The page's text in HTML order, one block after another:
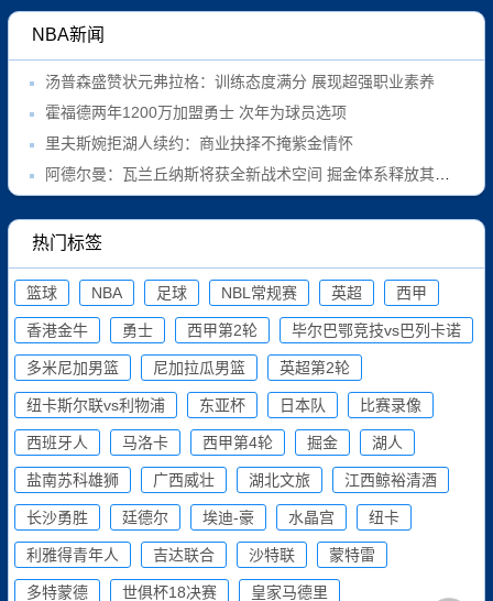
NBA新闻
汤普森盛赞状元弗拉格：训练态度满分 展现超强职业素养
霍福德两年1200万加盟勇士 次年为球员选项
里夫斯婉拒湖人续约：商业抉择不掩紫金情怀
阿德尔曼：瓦兰丘纳斯将获全新战术空间 掘金体系释放其潜能
热门标签
篮球 NBA 足球 NBL常规赛 英超 西甲
香港金牛 勇士 西甲第2轮 毕尔巴鄂竞技vs巴列卡诺
多米尼加男篮 尼加拉瓜男篮 英超第2轮
纽卡斯尔联vs利物浦 东亚杯 日本队 比赛录像
西班牙人 马洛卡 西甲第4轮 掘金 湖人
盐南苏科雄狮 广西威壮 湖北文旅 江西鲸裕清酒
长沙勇胜 廷德尔 埃迪-豪 水晶宫 纽卡
利雅得青年人 吉达联合 沙特联 蒙特雷
多特蒙德 世俱杯18决赛 皇家马德里